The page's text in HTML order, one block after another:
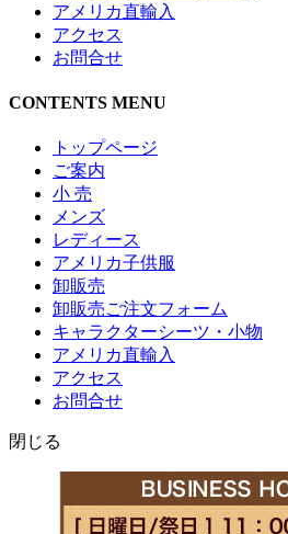
アメリカ直輸入
アクセス
お問合せ
CONTENTS MENU
トップページ
ご案内
小 売
メンズ
レディース
アメリカ子供服
卸販売
卸販売ご注文フォーム
キャラクターシーツ・小物
アメリカ直輸入
アクセス
お問合せ
閉じる